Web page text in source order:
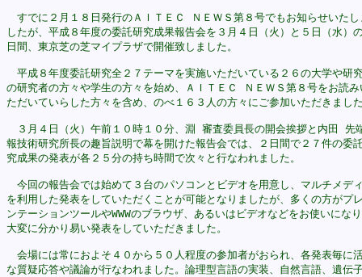
すでに２月１８日発行のＡＩＴＥＣ ＮＥＷＳ第８号でもお知らせいたし
したが、平成８年度の委託研究成果報告会を３月４日（火）と５日（水）
日間、東京芝の芝マイプラザで開催致しました。
平成８年度委託研究全２７テーマを実施いただいている２６の大学や研
の研究者の方々や学生の方々を始め、ＡＩＴＥＣ ＮＥＷＳ第８号をお読み
ただいていらした方々を含め、のべ１６３人の方々にご参加いただきまし
３月４日（火）午前１０時１０分、淵 審査委員長の開会挨拶と内田 先
報技術研究所長の趣旨説明で幕を開けた報告会では、２日間で２７件の委
究成果の発表が各２５分の持ち時間で次々と行なわれました。
今回の報告会では始めて３台のパソコンとビデオを用意し、マルチメデ
を利用した発表をしていただくことが可能となりましたが、多くの方がプ
ンテーションツールやWWWのブラウザ、あるいはビデオなどをお使いにな
大変に分かり易い発表をしていただきました。
会場には常におよそ４０から５０人程度の参加者がおられ、各発表毎に
な質疑応答や議論が行なわれました。論理型言語の実装、自然言語、遺伝